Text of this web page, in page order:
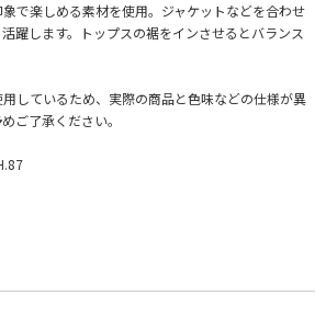
で楽しめる素材を使用。ジャケットなどを合わせ
躍します。トップスの裾をインさせるとバランス
しているため、実際の商品と色味などの仕様が異
ご了承ください。